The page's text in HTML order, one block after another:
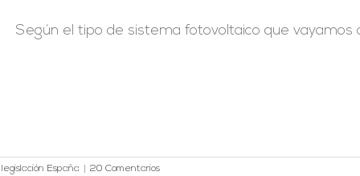
Según el tipo de sistema fotovoltaico que vayamos a
España 20 Comentarios